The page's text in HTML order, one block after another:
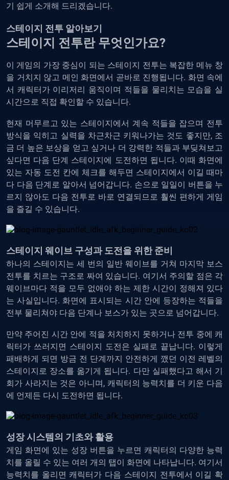
기 쉽게 소개해 드리겠습니다.
스테이지 전투 알아보기
스테이지 전투란 무엇인가요?
이 게임의 가장 중심이 되는 스테이지 전투는 복잡한 메뉴 창
을 거치지 않고 메인 화면에서 곧바로 진행됩니다. 화면 속에
서 캐릭터가 이리저리 움직이며 적들을 물리치는 모습을 실
시간으로 직접 확인할 수 있습니다.
현재 머무르고 있는 스테이지에서 계속 적들을 잡으며 전투
방식을 익히고 실력을 차근차근 키워나가는 것도 좋지만, 조
금 더 높은 보상을 얻고 싶거나 더 강력한 적들과 부딪쳐보고
싶다면 다음 단계 스테이지에 도전하면 됩니다. 이때 화면에
있는 자동 도전 칸에 체크를 해두면 스테이지에서 이길 때마
다 다음 단계로 알아서 넘어갑니다. 손으로 일일이 버튼을 누
르지 않아도 다음 전투로 바로 연결되므로 훨씬 편하게 게임
을 즐길 수 있습니다.
스테이지 웨이브 구성과 도전을 위한 준비
하나의 스테이지는 세 번의 일반 웨이브를 거쳐 마지막 보스
전투를 치르는 구조로 짜여 있습니다. 여기서 주의할 점은 각
웨이브마다 적을 모두 없애야 하는 제한 시간이 정해져 있다
는 사실입니다. 화면에 표시되는 시간 안에 등장하는 적들을
전부 물리쳐야 다음 단계나 보스가 있는 곳으로 넘어갑니다.
만약 주어진 시간 안에 적을 처치하지 못하거나 전투 중에 캐
릭터가 쓰러지면 스테이지 도전은 실패로 끝납니다. 이렇게
패배하게 되면 방금 전 단계까지 안전하게 깼던 이전 레벨의
스테이지로 장소를 옮기게 됩니다. 다만 실패했다고 해서 기
회가 사라지는 것은 아니며, 캐릭터의 능력치를 더 키운 다음
에 언제든 다시 도전하면 됩니다.
성장 시스템의 기초와 활용
게임 화면에 있는 성장 버튼을 누르면 캐릭터의 다양한 능력
치를 올릴 수 있는 여러 개의 탭이 화면에 나타납니다. 여기서
능력치를 올리면 캐릭터가 다음 스테이지 전투에서 이길 확